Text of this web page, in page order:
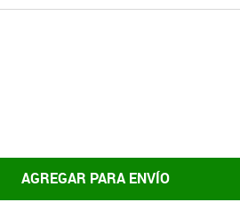
AGREGAR PARA ENVÍO